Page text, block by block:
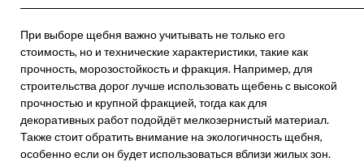
При выборе щебня важно учитывать не только его
стоимость, но и технические характеристики, такие как
прочность, морозостойкость и фракция. Например, для
строительства дорог лучше использовать щебень с высокой
прочностью и крупной фракцией, тогда как для
декоративных работ подойдёт мелкозернистый материал.
Также стоит обратить внимание на экологичность щебня,
особенно если он будет использоваться вблизи жилых зон.